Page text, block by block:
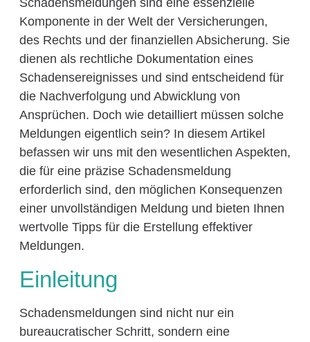
Schadensmeldungen sind eine essenzielle
Komponente in der Welt der Versicherungen,
des Rechts und der finanziellen Absicherung. Sie
dienen als rechtliche Dokumentation eines
Schadensereignisses und sind entscheidend für
die Nachverfolgung und Abwicklung von
Ansprüchen. Doch wie detailliert müssen solche
Meldungen eigentlich sein? In diesem Artikel
befassen wir uns mit den wesentlichen Aspekten,
die für eine präzise Schadensmeldung
erforderlich sind, den möglichen Konsequenzen
einer unvollständigen Meldung und bieten Ihnen
wertvolle Tipps für die Erstellung effektiver
Meldungen.
Einleitung
Schadensmeldungen sind nicht nur ein
bureaucratischer Schritt, sondern eine